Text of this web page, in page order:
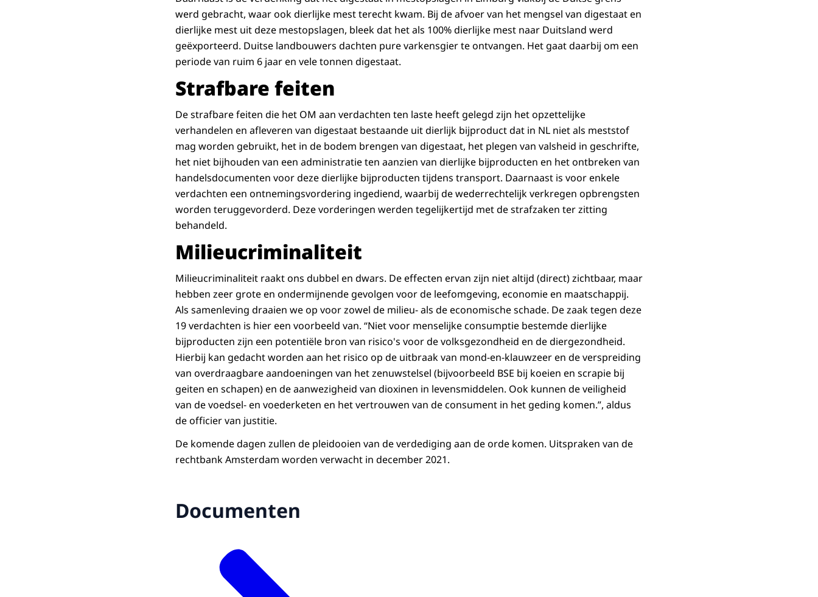
werd gebracht, waar ook dierlijke mest terecht kwam. Bij de afvoer van het mengsel van digestaat en
dierlijke mest uit deze mestopslagen, bleek dat het als 100% dierlijke mest naar Duitsland werd
geëxporteerd. Duitse landbouwers dachten pure varkensgier te ontvangen. Het gaat daarbij om een
periode van ruim 6 jaar en vele tonnen digestaat.
Strafbare feiten
De strafbare feiten die het OM aan verdachten ten laste heeft gelegd zijn het opzettelijke
verhandelen en afleveren van digestaat bestaande uit dierlijk bijproduct dat in NL niet als meststof
mag worden gebruikt, het in de bodem brengen van digestaat, het plegen van valsheid in geschrifte,
het niet bijhouden van een administratie ten aanzien van dierlijke bijproducten en het ontbreken van
handelsdocumenten voor deze dierlijke bijproducten tijdens transport. Daarnaast is voor enkele
verdachten een ontnemingsvordering ingediend, waarbij de wederrechtelijk verkregen opbrengsten
worden teruggevorderd. Deze vorderingen werden tegelijkertijd met de strafzaken ter zitting
behandeld.
Milieucriminaliteit
Milieucriminaliteit raakt ons dubbel en dwars. De effecten ervan zijn niet altijd (direct) zichtbaar, maar
hebben zeer grote en ondermijnende gevolgen voor de leefomgeving, economie en maatschappij.
Als samenleving draaien we op voor zowel de milieu- als de economische schade. De zaak tegen deze
19 verdachten is hier een voorbeeld van. “Niet voor menselijke consumptie bestemde dierlijke
bijproducten zijn een potentiële bron van risico's voor de volksgezondheid en de diergezondheid.
Hierbij kan gedacht worden aan het risico op de uitbraak van mond-en-klauwzeer en de verspreiding
van overdraagbare aandoeningen van het zenuwstelsel (bijvoorbeeld BSE bij koeien en scrapie bij
geiten en schapen) en de aanwezigheid van dioxinen in levensmiddelen. Ook kunnen de veiligheid
van de voedsel- en voederketen en het vertrouwen van de consument in het geding komen.”, aldus
de officier van justitie.
De komende dagen zullen de pleidooien van de verdediging aan de orde komen. Uitspraken van de
rechtbank Amsterdam worden verwacht in december 2021.
Documenten